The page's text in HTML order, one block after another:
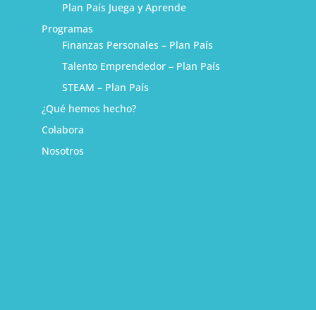
Plan País Juega y Aprende
Programas
Finanzas Personales – Plan País
Talento Emprendedor – Plan País
STEAM – Plan País
¿Qué hemos hecho?
Colabora
Nosotros